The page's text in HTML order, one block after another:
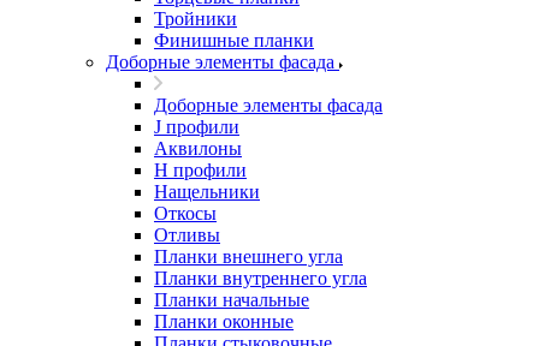
Тройники
Финишные планки
Доборные элементы фасада
Доборные элементы фасада
J профили
Аквилоны
Н профили
Нащельники
Откосы
Отливы
Планки внешнего угла
Планки внутреннего угла
Планки начальные
Планки оконные